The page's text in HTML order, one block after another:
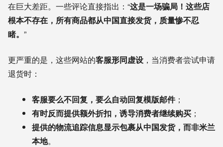
在巨大差距。一些评论直接指出：“这是一场骗局！这些店
根本不存在，所有商品都从中国直接发货，质量惨不忍
睹。 ”
更严重的是，这些网站的客服形同虚设 ，当消费者尝试申请
退货时：
客服要么不回复，要么自动回复模版邮件；
有时反而提供额外折扣，诱导消费者继续购买 ；
提供的物流追踪信息显示包裹从中国发货，而非米兰
本地。